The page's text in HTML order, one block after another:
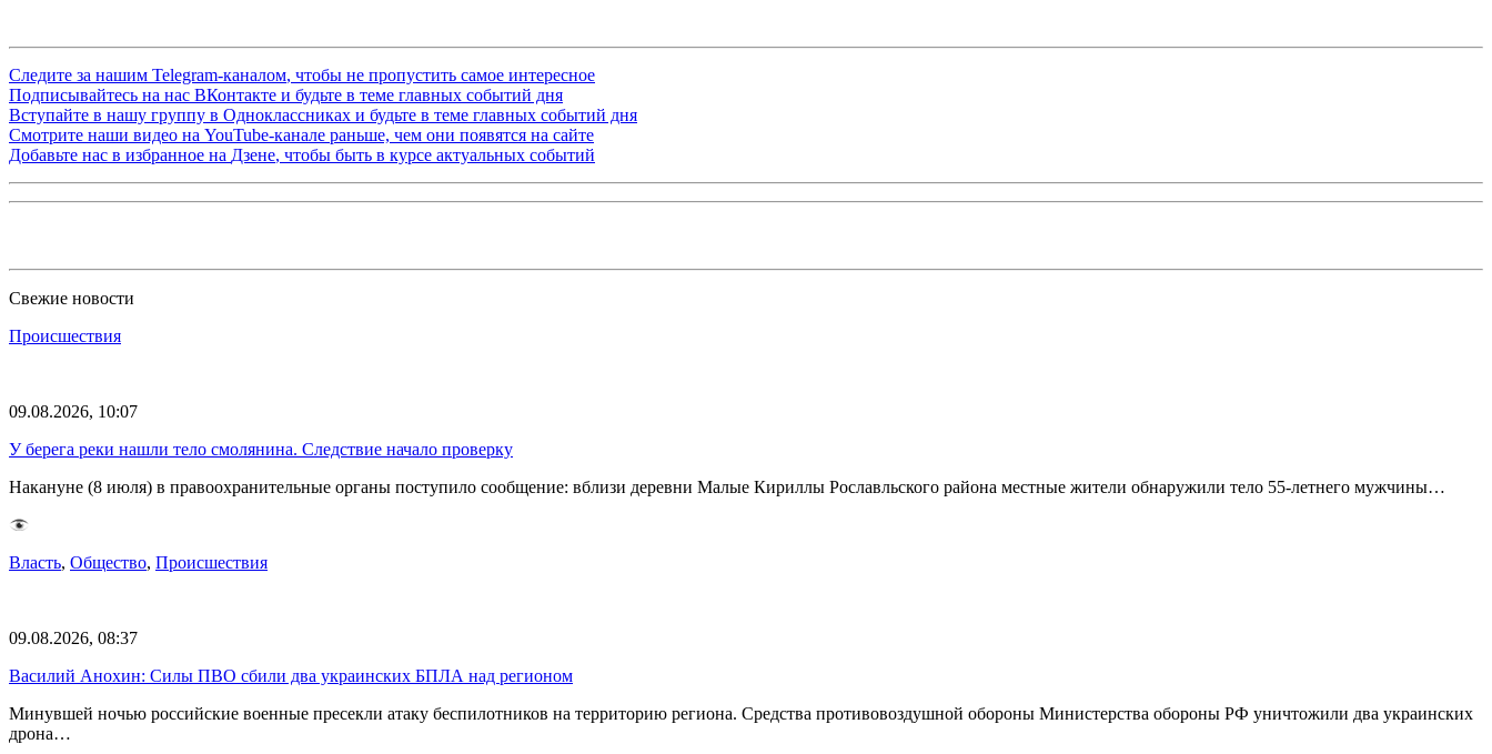
Следите за нашим Telegram-каналом, чтобы не пропустить самое интересное
Подписывайтесь на нас ВКонтакте и будьте в теме главных событий дня
Вступайте в нашу группу в Одноклассниках и будьте в теме главных событий дня
Смотрите наши видео на YouTube-канале раньше, чем они появятся на сайте
Добавьте нас в избранное на Дзене, чтобы быть в курсе актуальных событий
Свежие новости
Происшествия
09.08.2026, 10:07
У берега реки нашли тело смолянина. Следствие начало проверку
Накануне (8 июля) в правоохранительные органы поступило сообщение: вблизи деревни Малые Кириллы Рославльского района местные жители обнаружили тело 55-летнего мужчины…
Власть, Общество, Происшествия
09.08.2026, 08:37
Василий Анохин: Силы ПВО сбили два украинских БПЛА над регионом
Минувшей ночью российские военные пресекли атаку беспилотников на территорию региона. Средства противовоздушной обороны Министерства обороны РФ уничтожили два украинских
дрона…